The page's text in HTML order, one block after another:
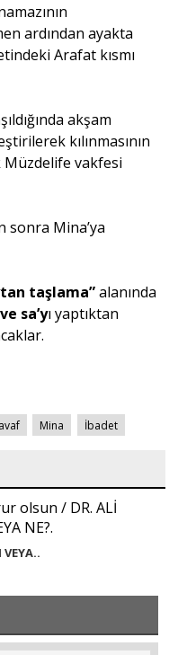
ardından ayakta
Arafat kısmı
akşam
kılınmasının
Müzdelife vakfesi
sonra Mina’ya
taşlama”alanında
sa’yı yaptıktan
Mina İbadet